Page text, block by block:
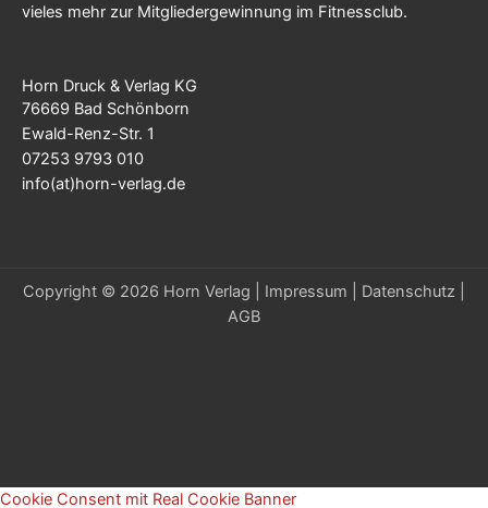
vieles mehr zur Mitgliedergewinnung im Fitnessclub.
Horn Druck & Verlag KG
76669 Bad Schönborn
Ewald-Renz-Str. 1
07253 9793 010
info(at)horn-verlag.de
Copyright © 2026 Horn Verlag | Impressum Datenschutz
AGB
Cookie Consent mit Real Cookie Banner